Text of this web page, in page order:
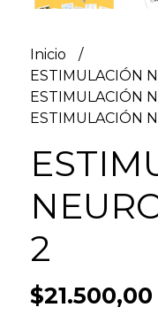
Inicio
ESTIMULACIÓN
ESTIMULACIÓN
ESTIMULACIÓN
2
$21.500,00